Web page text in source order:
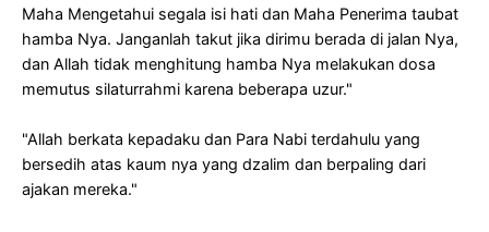
Maha Mengetahui segala isi hati dan Maha Penerima taubat
hamba Nya. Janganlah takut jika dirimu berada di jalan Nya,
dan Allah tidak menghitung hamba Nya melakukan dosa
memutus silaturrahmi karena beberapa uzur."
"Allah berkata kepadaku dan Para Nabi terdahulu yang
bersedih atas kaum nya yang dzalim dan berpaling dari
ajakan mereka."